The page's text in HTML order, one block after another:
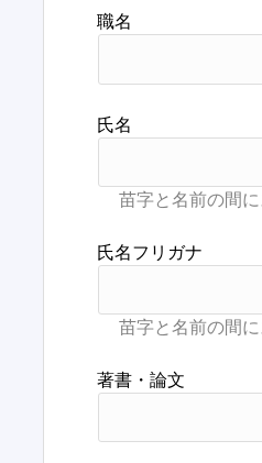
職名
氏名
氏名フリガナ
著書・論文